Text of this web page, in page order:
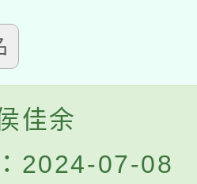
佳余
2024-07-08